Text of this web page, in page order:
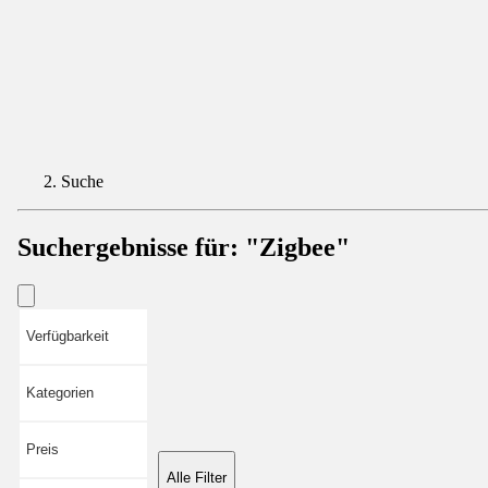
Suche
Suchergebnisse für: "Zigbee"
Verfügbarkeit
Kategorien
Preis
Alle Filter